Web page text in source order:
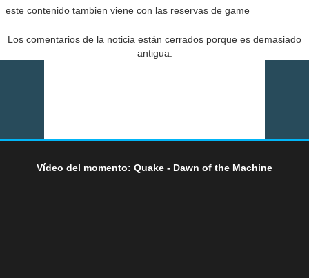
este contenido tambien viene con las reservas de game
Los comentarios de la noticia están cerrados porque es demasiado
antigua.
Vídeo del momento: Quake - Dawn of the Machine